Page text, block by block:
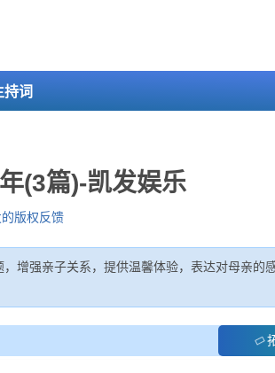
持词
(3篇)-凯发娱乐
版权反馈
增强亲子关系，提供温馨体验，表达对母亲的